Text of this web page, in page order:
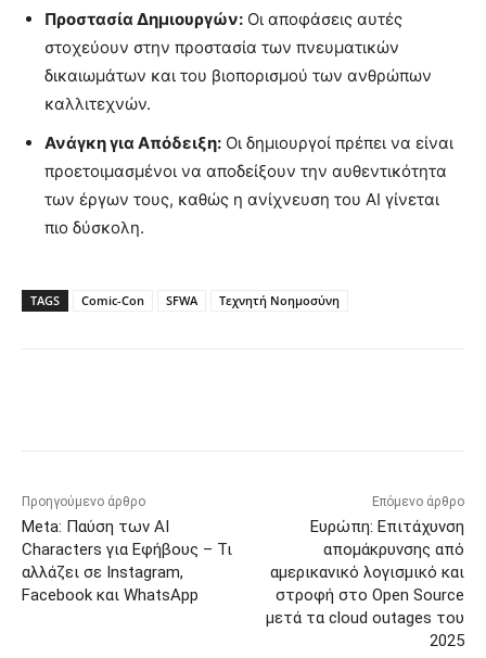
Προστασία Δημιουργών: Οι αποφάσεις αυτές
στοχεύουν στην προστασία των πνευματικών
δικαιωμάτων και του βιοπορισμού των ανθρώπων
καλλιτεχνών.
Ανάγκη για Απόδειξη: Οι δημιουργοί πρέπει να είναι
προετοιμασμένοι να αποδείξουν την αυθεντικότητα
των έργων τους, καθώς η ανίχνευση του AI γίνεται
πιο δύσκολη.
TAGS Comic-Con SFWA Τεχνητή Νοημοσύνη
Προηγούμενο άρθρο
Meta: Παύση των AI
Characters για Εφήβους – Τι
αλλάζει σε Instagram,
Facebook και WhatsApp
Επόμενο άρθρο
Ευρώπη: Επιτάχυνση
απομάκρυνσης από
αμερικανικό λογισμικό και
στροφή στο Open Source
μετά τα cloud outages του
2025